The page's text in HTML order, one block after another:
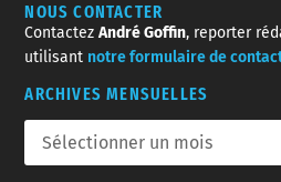
NOUS CONTACTER
ContactezAndré Goffin, reporter
utilisant notre formulaire de
ARCHIVES MENSUELLES